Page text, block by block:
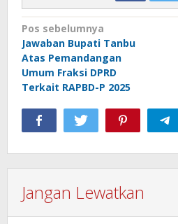
Navigasi
pos
Pos sebelumnya
Jawaban Bupati Tanbu
Atas Pemandangan
Umum Fraksi DPRD
Terkait RAPBD-P 2025
Jangan Lewatkan